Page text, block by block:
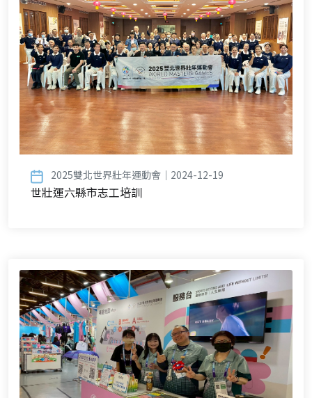
2025雙北世界壯年運動會｜2024-12-19
世壯運六縣市志工培訓